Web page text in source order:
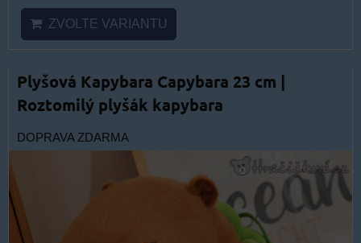
ZVOLTE VARIANTU
Plyšová Kapybara Capybara 23 cm |
Roztomilý plyšák kapybara
DOPRAVA ZDARMA